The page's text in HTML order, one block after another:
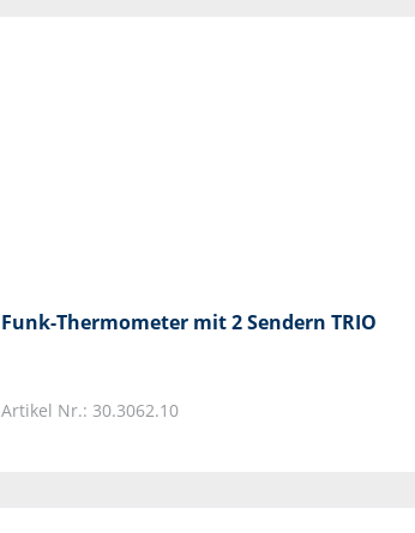
Funk-Thermometer mit 2 Sendern TRIO
Artikel Nr.: 30.3062.10